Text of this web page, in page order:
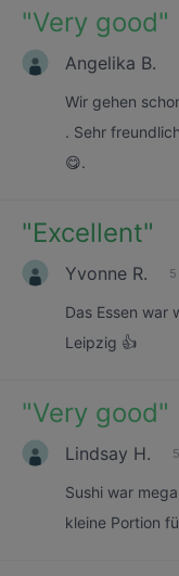
"Very good"
Angelika B.
Wir gehen
. Sehr
😋.
"Excellent"
Yvonne R.
Das Essen war
Leipzig 👍
"Very good"
Lindsay H.
Sushi war
kleine Portion